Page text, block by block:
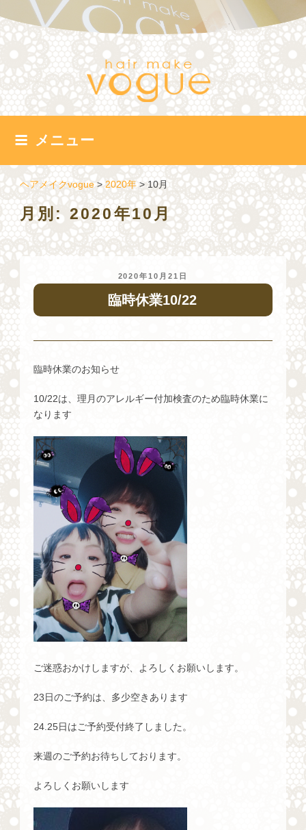
ン
テ
ツ
へ
ス
キ
メニュー
ヘアメイクvogue>2020年>10月
月別: 2020年10月
投
日:
2020年10月21日
臨時休業10/22
臨時休業のお知らせ
10/22は、理月のアレルギー付加検査のため臨時休業に
なります
ご迷惑おかけしますが、よろしくお願いします。
23日のご予約は、多少空きあります
24.25日はご予約受付終了しました。
来週のご予約お待ちしております。
よろしくお願いします